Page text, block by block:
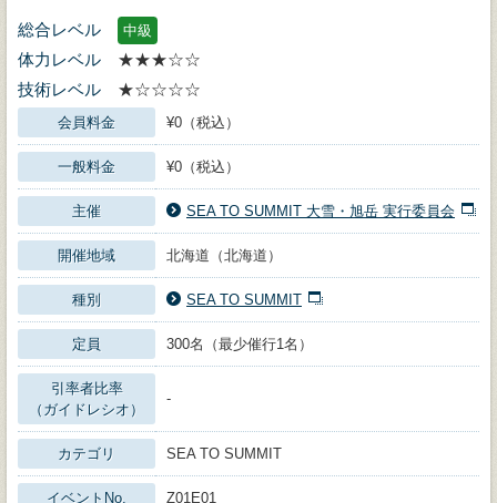
総合レベル 中級
体力レベル
★★★☆☆
技術レベル
★☆☆☆☆
会員料金 ¥0（税込）
一般料金 ¥0（税込）
主催 SEA TO SUMMIT 大雪・旭岳 実行委員会
開催地域 北海道（北海道）
種別 SEA TO SUMMIT
定員 300名（最少催行1名）
引率者比率
（ガイドレシオ）
-
カテゴリ SEA TO SUMMIT
イベントNo. Z01E01